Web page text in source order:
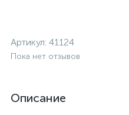
Артикул: 41124
Пока нет отзывов
Описание